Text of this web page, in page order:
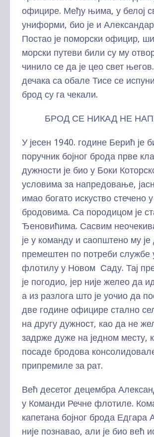
официре. Међу њима, у белој
униформи, био је и
Постао је поморски официр,
морски путеви били су му
чинило се да је цео свет
дечака са обале Тисе се
брод су га чекали.
БРОД СЕ НИКАД НЕ
У јесен 1940. године Берић је
поручник бојног брода прве
дужности је био у Боки
условима за напредовање,
имао богато искуство стечено
бродовима. Са породицом је
Ђеновићима. Сасвим
је у команду и саопштено му је
премештен по потреби службе
флотилу у Новом Саду. Тај
је погодио, јер није желео да
а из разлога што је уочио да
две године официре стално
на другу дужност, као да не
задрже дуже на једном месту,
посаде бродова
припремиле за рат.
Већ десетог децембра
у Команди Речне флотиле.
капетана бојног брода Едгара
није познавао, али је био већ